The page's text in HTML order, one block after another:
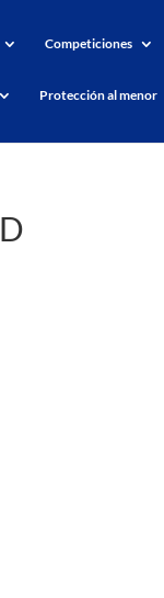
Competiciones
Protección al menor